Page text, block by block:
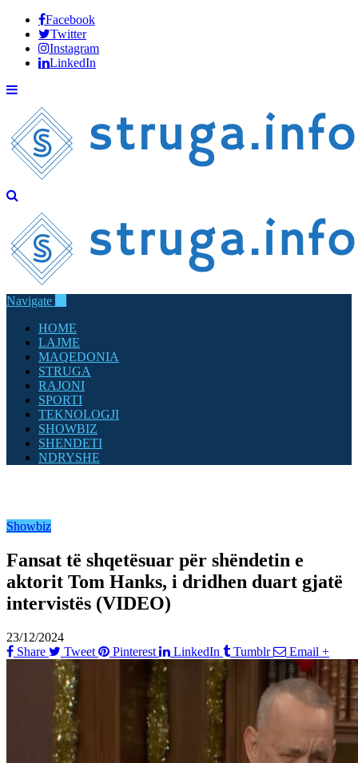
Facebook
Twitter
Instagram
LinkedIn
Navigate
HOME
LAJME
MAQEDONIA
STRUGA
RAJONI
SPORTI
TEKNOLOGJI
SHOWBIZ
SHENDETI
NDRYSHE
Showbiz
Fansat të shqetësuar për shëndetin e
aktorit Tom Hanks, i dridhen duart gjatë
intervistës (VIDEO)
23/12/2024
Share
Tweet Pinterest LinkedIn Tumblr Email +